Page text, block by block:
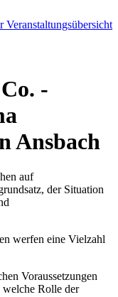
Veranstaltungsübersicht
-
Ansbach
auf
der Situation
werfen eine Vielzahl
Voraussetzungen
welche Rolle der